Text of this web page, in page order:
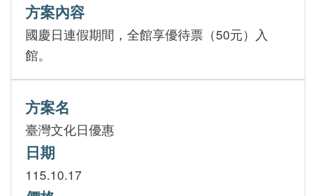
方案內容
國慶日連假期間，全館享優待票（50元）入
館。
方案名
臺灣文化日優惠
日期
115.10.17